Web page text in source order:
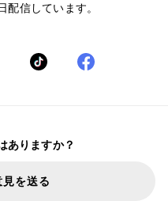
配信しています。
ありますか？
を送る